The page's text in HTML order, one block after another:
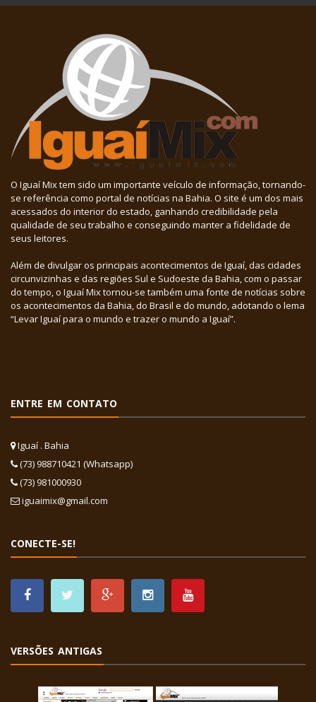
O Iguaí Mix tem sido um importante veículo de informação, tornando-
se referência como portal de notícias na Bahia. O site é um dos mais
acessados do interior do estado, ganhando credibilidade pela
qualidade de seu trabalho e conseguindo manter a fidelidade de
seus leitores.
Além de divulgar os principais acontecimentos de Iguaí, das cidades
circunvizinhas e das regiões Sul e Sudoeste da Bahia, com o passar
do tempo, o Iguaí Mix tornou-se também uma fonte de notícias sobre
os acontecimentos da Bahia, do Brasil e do mundo, adotando o lema
“Levar Iguaí para o mundo e trazer o mundo a Iguaí”.
ENTRE EM CONTATO
Iguaí . Bahia
(73) 988710421 (Whatsapp)
(73) 981000930
iguaimix@gmail.com
CONECTE-SE!
VERSÕES ANTIGAS